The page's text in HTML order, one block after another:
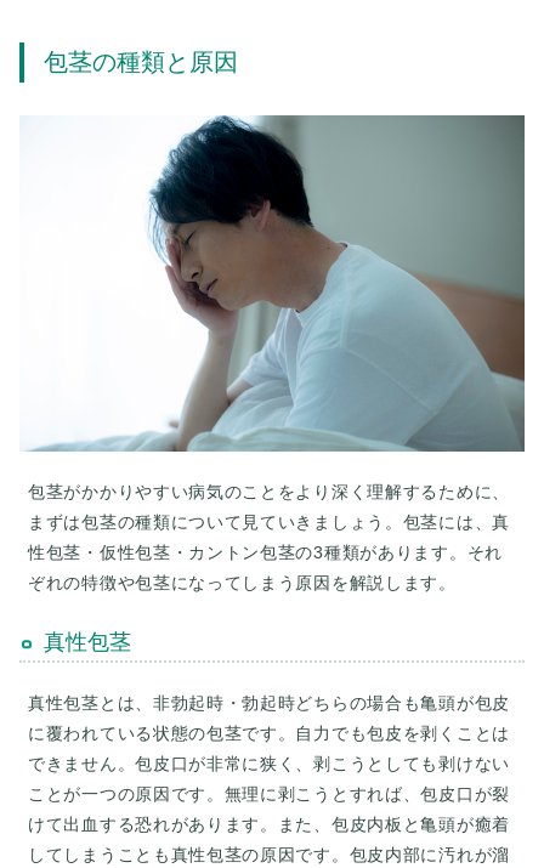
包茎の種類と原因
包茎がかかりやすい病気のことをより深く理解するために、
まずは包茎の種類について見ていきましょう。包茎には、真
性包茎・仮性包茎・カントン包茎の3種類があります。それ
ぞれの特徴や包茎になってしまう原因を解説します。
真性包茎
真性包茎とは、非勃起時・勃起時どちらの場合も亀頭が包皮
に覆われている状態の包茎です。自力でも包皮を剥くことは
できません。包皮口が非常に狭く、剥こうとしても剥けない
ことが一つの原因です。無理に剥こうとすれば、包皮口が裂
けて出血する恐れがあります。また、包皮内板と亀頭が癒着
してしまうことも真性包茎の原因です。包皮内部に汚れが溜